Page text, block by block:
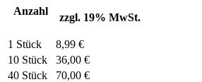
Anzahl
zzgl. 19% MwSt.
1 Stück
8,99 €
10 Stück
36,00 €
40 Stück
70,00 €